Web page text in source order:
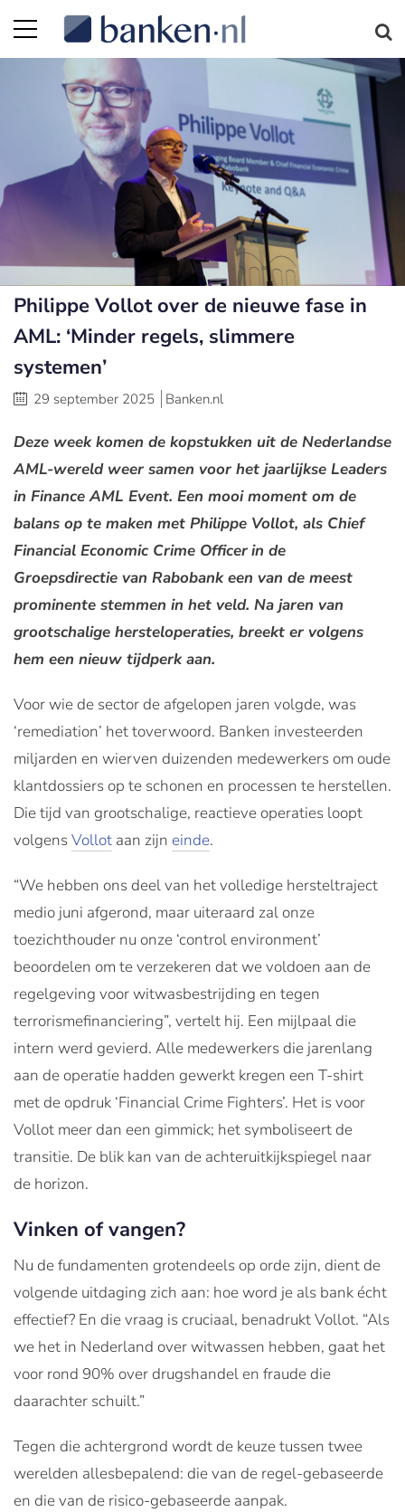
Philippe Vollot over de nieuwe fase in
AML: ‘Minder regels, slimmere
systemen’
29 september 2025 Banken.nl
Deze week komen de kopstukken uit de Nederlandse
AML-wereld weer samen voor het jaarlijkse Leaders
in Finance AML Event. Een mooi moment om de
balans op te maken met Philippe Vollot, als Chief
Financial Economic Crime Officerin de
Groepsdirectie van Rabobank een van de meest
prominente stemmen in het veld. Na jaren van
grootschalige hersteloperaties, breekt er volgens
hem een nieuw tijdperk aan.
Voor wie de sector de afgelopen jaren volgde, was
‘remediation’ het toverwoord. Banken investeerden
miljarden en wierven duizenden medewerkers om oude
klantdossiers op te schonen en processen te herstellen.
Die tijd van grootschalige, reactieve operaties loopt
volgensVollot aan zijn einde.
“We hebben ons deel van het volledige hersteltraject
medio juni afgerond, maar uiteraard zal onze
toezichthouder nu onze ‘control environment’
beoordelen om te verzekeren dat we voldoen aan de
regelgeving voor witwasbestrijding en tegen
terrorismefinanciering”, vertelt hij. Een mijlpaal die
intern werd gevierd. Alle medewerkers die jarenlang
aan de operatie hadden gewerkt kregen een T-shirt
met de opdruk ‘Financial Crime Fighters’. Het is voor
Vollot meer dan een gimmick; het symboliseert de
transitie. De blik kan van de achteruitkijkspiegel naar
de horizon.
Vinken of vangen?
Nu de fundamenten grotendeels op orde zijn, dient de
volgende uitdaging zich aan: hoe word je als bank écht
effectief? En die vraag is cruciaal, benadrukt Vollot. “Als
we het in Nederland over witwassen hebben, gaat het
voor rond 90% over drugshandel en fraude die
daarachter schuilt.”
Tegen die achtergrond wordt de keuze tussen twee
werelden allesbepalend: die van de regel-gebaseerde
en die van de risico-gebaseerde aanpak.